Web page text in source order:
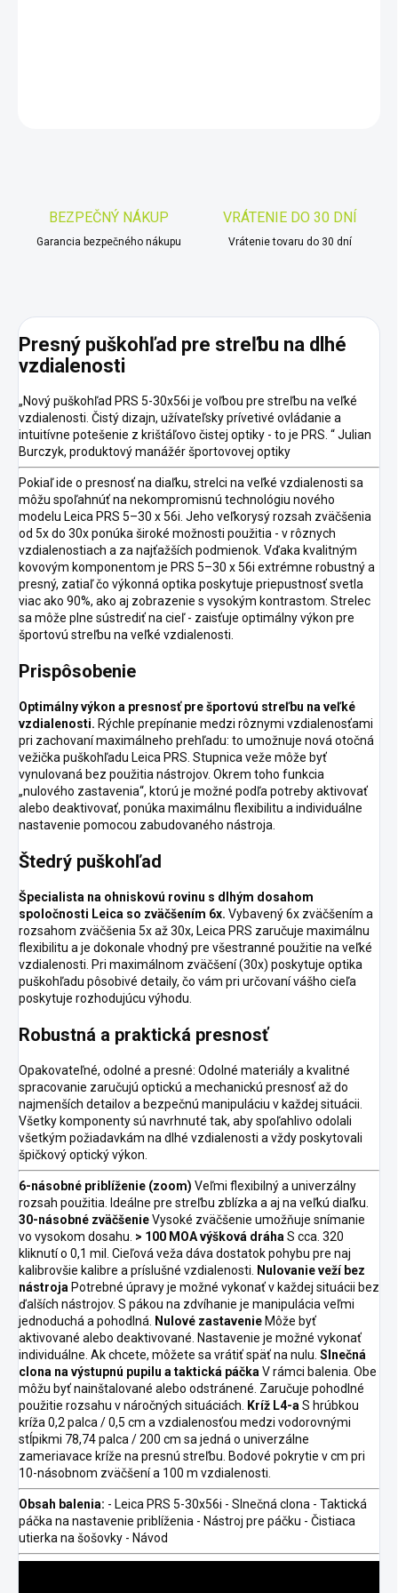
BEZPEČNÝ NÁKUP
Garancia bezpečného nákupu
VRÁTENIE DO 30 DNÍ
Vrátenie tovaru do 30 dní
Presný puškohľad pre streľbu na dlhé
vzdialenosti
„Nový puškohľad PRS 5-30x56i je voľbou pre streľbu na veľké
vzdialenosti. Čistý dizajn, užívateľsky prívetivé ovládanie a
intuitívne potešenie z krištáľovo čistej optiky - to je PRS. “ Julian
Burczyk, produktový manážér športovovej optiky
Pokiaľ ide o presnosť na diaľku, strelci na veľké vzdialenosti sa
môžu spoľahnúť na nekompromisnú technológiu nového
modelu Leica PRS 5–30 x 56i. Jeho veľkorysý rozsah zväčšenia
od 5x do 30x ponúka široké možnosti použitia - v rôznych
vzdialenostiach a za najťažších podmienok. Vďaka kvalitným
kovovým komponentom je PRS 5–30 x 56i extrémne robustný a
presný, zatiaľ čo výkonná optika poskytuje priepustnosť svetla
viac ako 90%, ako aj zobrazenie s vysokým kontrastom. Strelec
sa môže plne sústrediť na cieľ - zaisťuje optimálny výkon pre
športovú streľbu na veľké vzdialenosti.
Prispôsobenie
Optimálny výkon a presnosť pre športovú streľbu na veľké
vzdialenosti. Rýchle prepínanie medzi rôznymi vzdialenosťami
pri zachovaní maximálneho prehľadu: to umožnuje nová otočná
vežička puškohľadu Leica PRS. Stupnica veže môže byť
vynulovaná bez použitia nástrojov. Okrem toho funkcia
„nulového zastavenia“, ktorú je možné podľa potreby aktivovať
alebo deaktivovať, ponúka maximálnu flexibilitu a individuálne
nastavenie pomocou zabudovaného nástroja.
Štedrý puškohľad
Špecialista na ohniskovú rovinu s dlhým dosahom
spoločnosti Leica so zväčšením 6x. Vybavený 6x zväčšením a
rozsahom zväčšenia 5x až 30x, Leica PRS zaručuje maximálnu
flexibilitu a je dokonale vhodný pre všestranné použitie na veľké
vzdialenosti. Pri maximálnom zväčšení (30x) poskytuje optika
puškohľadu pôsobivé detaily, čo vám pri určovaní vášho cieľa
poskytuje rozhodujúcu výhodu.
Robustná a praktická presnosť
Opakovateľné, odolné a presné: Odolné materiály a kvalitné
spracovanie zaručujú optickú a mechanickú presnosť až do
najmenších detailov a bezpečnú manipuláciu v každej situácii.
Všetky komponenty sú navrhnuté tak, aby spoľahlivo odolali
všetkým požiadavkám na dlhé vzdialenosti a vždy poskytovali
špičkový optický výkon.
6-násobné priblíženie (zoom) Veľmi flexibilný a univerzálny
rozsah použitia. Ideálne pre streľbu zblízka a aj na veľkú diaľku.
30-násobné zväčšenieVysoké zväčšenie umožňuje snímanie
vo vysokom dosahu. > 100 MOA výšková dráha S cca. 320
kliknutí o 0,1 mil. Cieľová veža dáva dostatok pohybu pre naj
kalibrovšie kalibre a príslušné vzdialenosti.
Nulovanie veží bez
nástroja Potrebné úpravy je možné vykonať v každej situácii bez
ďalších nástrojov. S pákou na zdvíhanie je manipulácia veľmi
jednoduchá a pohodlná.
Nulové zastavenie Môže byť
aktivované alebo deaktivované. Nastavenie je možné vykonať
individuálne. Ak chcete, môžete sa vrátiť späť na nulu. Slnečná
clona na výstupnú pupilu a taktická páčka V rámci balenia. Obe
môžu byť nainštalované alebo odstránené. Zaručuje pohodlné
použitie rozsahu v náročných situáciách.
Kríž L4-a S hrúbkou
kríža 0,2 palca / 0,5 cm a vzdialenosťou medzi vodorovnými
stĺpikmi 78,74 palca / 200 cm sa jedná o univerzálne
zameriavace kríže na presnú streľbu. Bodové pokrytie v cm pri
10-násobnom zväčšení a 100 m vzdialenosti.
Obsah balenia: - Leica PRS 5-30x56i - Slnečná clona - Taktická
páčka na nastavenie priblíženia - Nástroj pre páčku - Čistiaca
utierka na šošovky - Návod